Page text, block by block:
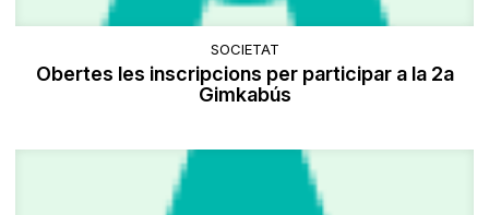
SOCIETAT
Obertes les inscripcions per participar a la 2a
Gimkabús